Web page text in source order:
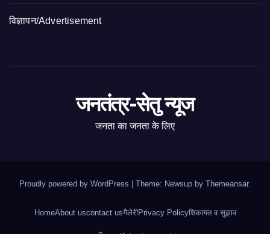
विज्ञापन/Advertisement
जनतंत्र-सेतु न्यूज
जनता का जनता के लिए
Proudly powered by WordPress | Theme: Newsup by Themeansar.
HomeAbout uscontact usगैलेरीPrivacy Policyशिकायत व सुझाव